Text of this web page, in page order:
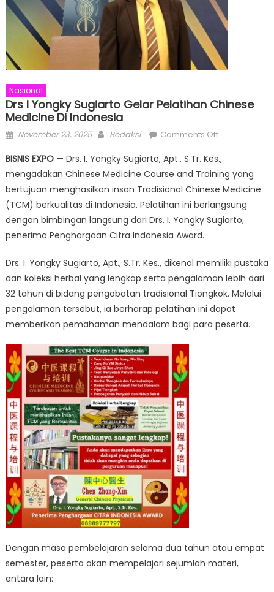
Nasional
Drs I Yongky Sugiarto Gelar Pelatihan Chinese
Medicine Di Indonesia
Posted
November 23, 2025 Author
Redaksi Comments Offon
I
Yongky
Sugiarto
Gelar
Pelatihan
di
Indonesia
BISNIS EXPO— Drs. I. Yongky Sugiarto, Apt., S.Tr. Kes.,
mengadakan Chinese Medicine Course and Training yang
bertujuan menghasilkan insan Tradisional Chinese Medicine
(TCM) berkualitas di Indonesia. Pelatihan ini berlangsung
dengan bimbingan langsung dari Drs. I. Yongky Sugiarto,
penerima Penghargaan Citra Indonesia Award.
Drs. I. Yongky Sugiarto, Apt., S.Tr. Kes., dikenal memiliki pustaka
dan koleksi herbal yang lengkap serta pengalaman lebih dari
32 tahun di bidang pengobatan tradisional Tiongkok. Melalui
pengalaman tersebut, ia berharap pelatihan ini dapat
memberikan pemahaman mendalam bagi para peserta.
Dengan masa pembelajaran selama dua tahun atau empat
semester, peserta akan mempelajari sejumlah materi,
antara lain: